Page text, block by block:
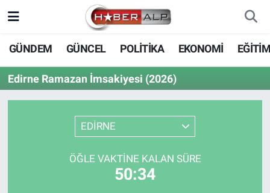
GÜNDEM GÜNCEL POLİTİKA EKONOMİ
Edirne Ramazan İmsakiyesi (2026)
EDİRNE
ÖĞLE VAKTINE KALAN SÜRE
50:34
Nöbetçi Eczaneler
Hava Durumu
Süper Lig Puan Durumu ve Fikstür